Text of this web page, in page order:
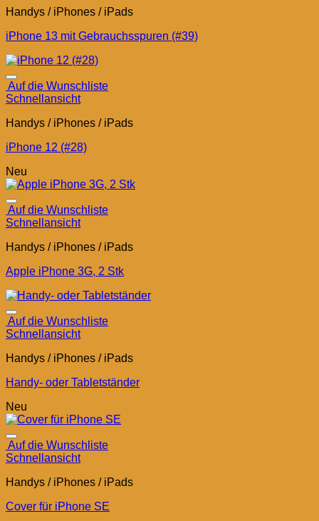
Handys / iPhones / iPads
iPhone 13 mit Gebrauchsspuren (#39)
Auf die Wunschliste
Schnellansicht
Handys / iPhones / iPads
iPhone 12 (#28)
Neu
Auf die Wunschliste
Schnellansicht
Handys / iPhones / iPads
Apple iPhone 3G, 2 Stk
Auf die Wunschliste
Schnellansicht
Handys / iPhones / iPads
Handy- oder Tabletständer
Neu
Auf die Wunschliste
Schnellansicht
Handys / iPhones / iPads
Cover für iPhone SE